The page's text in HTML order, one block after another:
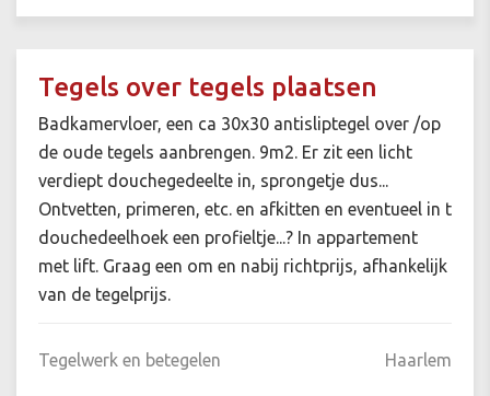
Tegels over tegels plaatsen
Badkamervloer, een ca 30x30 antisliptegel over /op
de oude tegels aanbrengen. 9m2. Er zit een licht
verdiept douchegedeelte in, sprongetje dus...
Ontvetten, primeren, etc. en afkitten en eventueel in t
douchedeelhoek een profieltje...? In appartement
met lift. Graag een om en nabij richtprijs, afhankelijk
van de tegelprijs.
Tegelwerk en betegelen Haarlem